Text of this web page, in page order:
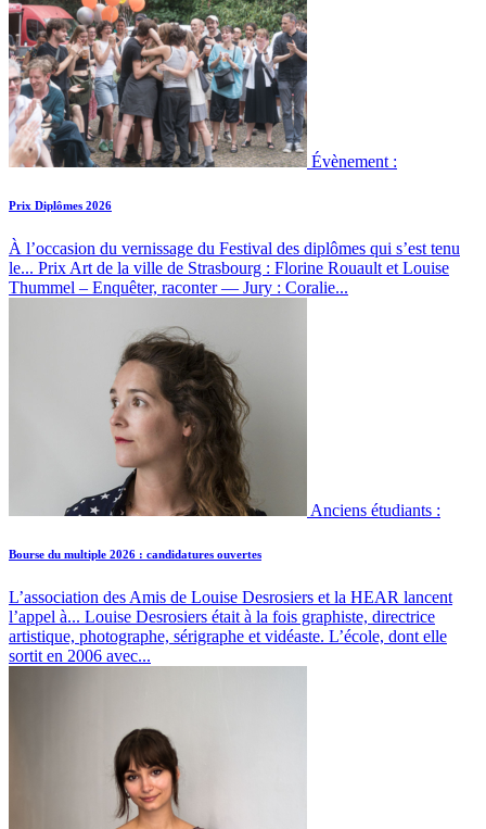
Évènement :
Prix Diplômes 2026
À l’occasion du vernissage du Festival des diplômes qui s’est tenu
le... Prix Art de la ville de Strasbourg : Florine Rouault et Louise
Thummel – Enquêter, raconter — Jury : Coralie...
Anciens étudiants :
Bourse du multiple 2026 : candidatures ouvertes
L’association des Amis de Louise Desrosiers et la HEAR lancent
l’appel à... Louise Desrosiers était à la fois graphiste, directrice
artistique, photographe, sérigraphe et vidéaste. L’école, dont elle
sortit en 2006 avec...